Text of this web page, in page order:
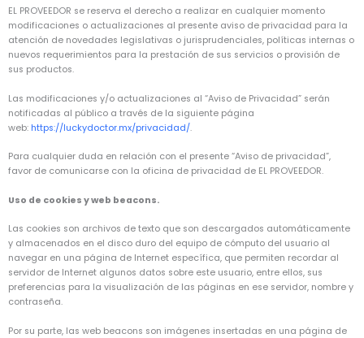
EL PROVEEDOR se reserva el derecho a realizar en cualquier momento
modificaciones o actualizaciones al presente aviso de privacidad para la
atención de novedades legislativas o jurisprudenciales, políticas internas o
nuevos requerimientos para la prestación de sus servicios o provisión de
sus productos.
Las modificaciones y/o actualizaciones al “Aviso de Privacidad” serán
notificadas al público a través de la siguiente página
web: https://luckydoctor.mx/privacidad/.
Para cualquier duda en relación con el presente “Aviso de privacidad”,
favor de comunicarse con la oficina de privacidad de EL PROVEEDOR.
Uso de cookies y web beacons.
Las cookies son archivos de texto que son descargados automáticamente
y almacenados en el disco duro del equipo de cómputo del usuario al
navegar en una página de Internet específica, que permiten recordar al
servidor de Internet algunos datos sobre este usuario, entre ellos, sus
preferencias para la visualización de las páginas en ese servidor, nombre y
contraseña.
Por su parte, las web beacons son imágenes insertadas en una página de